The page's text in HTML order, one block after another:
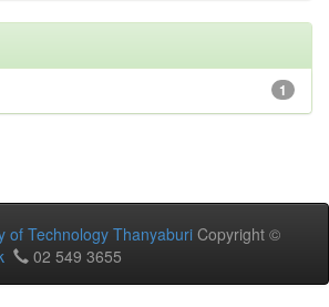
1
of Technology Thanyaburi Copyright ©
02 549 3655